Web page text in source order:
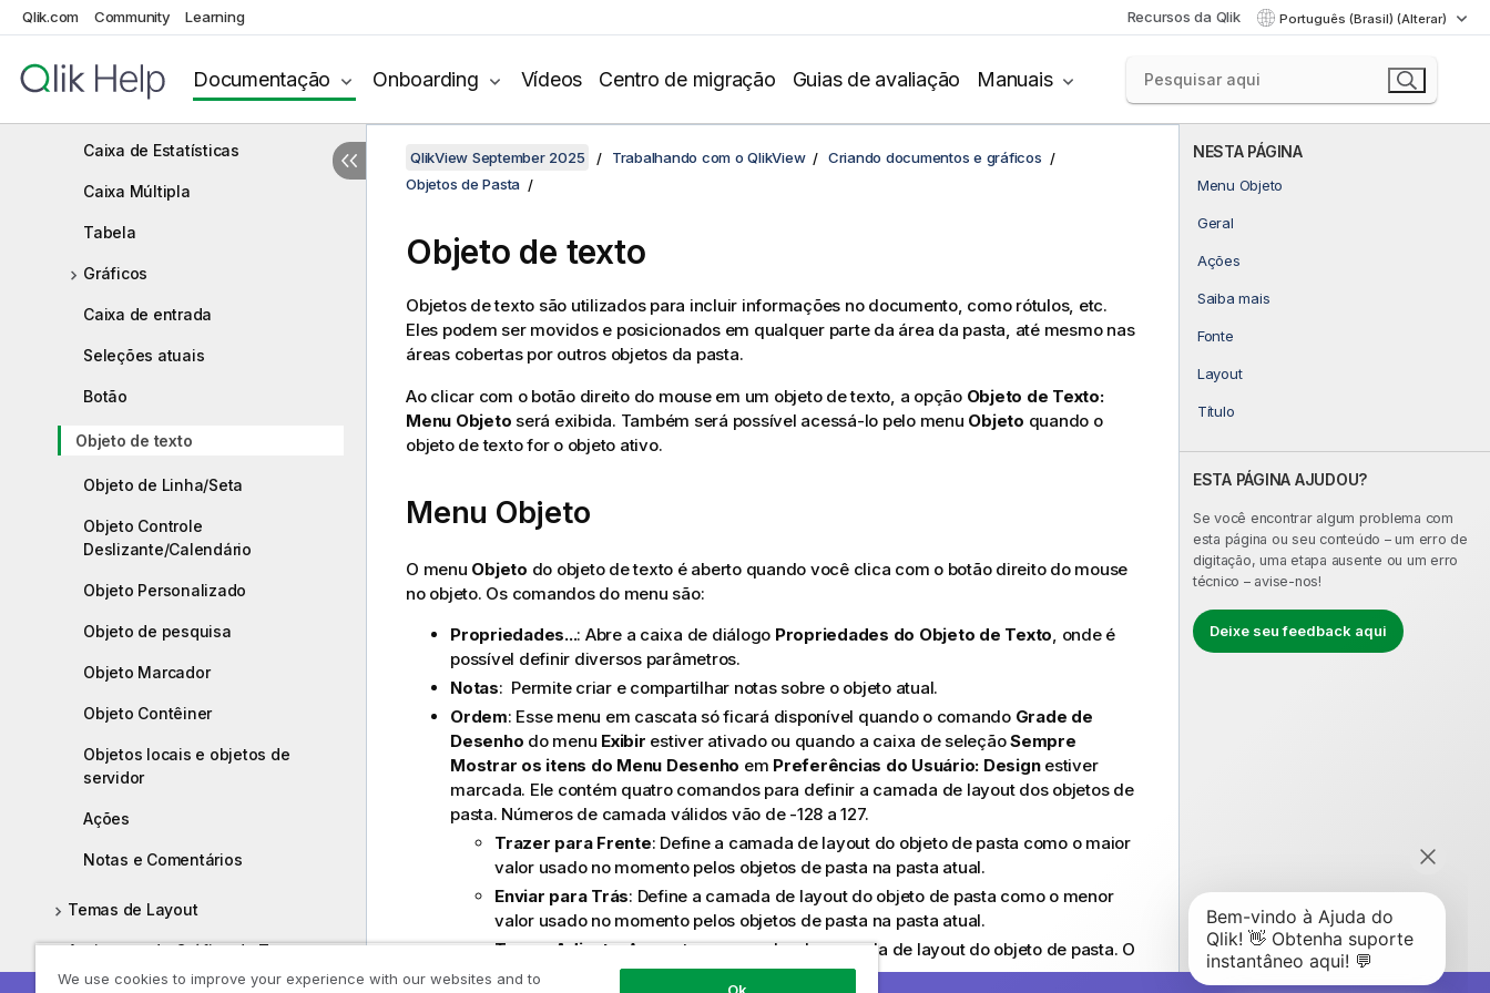
Qlik.com Community Learning Recursos da Qlik Português (Brasil) (Alterar)
Documentação Onboarding Vídeos Centro de migração Guias de avaliação Manuais
Assistente de Gráfico Rápido
Objetos de Pasta
Caixa de Estatísticas
Caixa Múltipla
Tabela
Gráficos
Caixa de entrada
Seleções atuais
Botão
Objeto de texto
Objeto de Linha/Seta
Objeto Controle
Deslizante/Calendário
Objeto Personalizado
Objeto de pesquisa
Objeto Marcador
Objeto Contêiner
Objetos locais e objetos de
servidor
Ações
Notas e Comentários
Temas de Layout
Assistente de Gráfico de Tempo
NESTA PÁGINA
Menu Objeto
Geral
Ações
Saiba mais
Fonte
Layout
Título
ESTA PÁGINA AJUDOU?
Se você encontrar algum problema com
esta página ou seu conteúdo – um erro de
digitação, uma etapa ausente ou um erro
técnico – avise-nos!
Deixe seu feedback aqui
QlikView September 2025 Trabalhando com o QlikView
Criando documentos e gráficos
Objetos de Pasta
Objeto de texto
Objetos de texto são utilizados para incluir informações no documento, como rótulos, etc.
Eles podem ser movidos e posicionados em qualquer parte da área da pasta, até mesmo nas
áreas cobertas por outros objetos da pasta.
Ao clicar com o botão direito do mouse em um objeto de texto, a opção Objeto de Texto:
Menu Objeto será exibida. Também será possível acessá-lo pelo menu Objeto quando o
objeto de texto for o objeto ativo.
Menu Objeto
O menu Objeto do objeto de texto é aberto quando você clica com o botão direito do mouse
no objeto. Os comandos do menu são:
Propriedades...: Abre a caixa de diálogo Propriedades do Objeto de Texto , onde é
possível definir diversos parâmetros.
Notas: Permite criar e compartilhar notas sobre o objeto atual.
Ordem: Esse menu em cascata só ficará disponível quando o comando Grade de
Desenho do menu Exibir estiver ativado ou quando a caixa de seleçãoSempre
Mostrar os itens do Menu Desenho em Preferências do Usuário: Designestiver
marcada. Ele contém quatro comandos para definir a camada de layout dos objetos de
pasta. Números de camada válidos vão de -128 a 127.
Trazer para Frente: Define a camada de layout do objeto de pasta como o maior
valor usado no momento pelos objetos de pasta na pasta atual.
Enviar para Trás: Define a camada de layout do objeto de pasta como o menor
valor usado no momento pelos objetos de pasta na pasta atual.
Trazer Adiante: Aumenta um no valor da camada de layout do objeto de pasta. O
valor máximo é 127.
We use cookies to improve your experience with our websites and to